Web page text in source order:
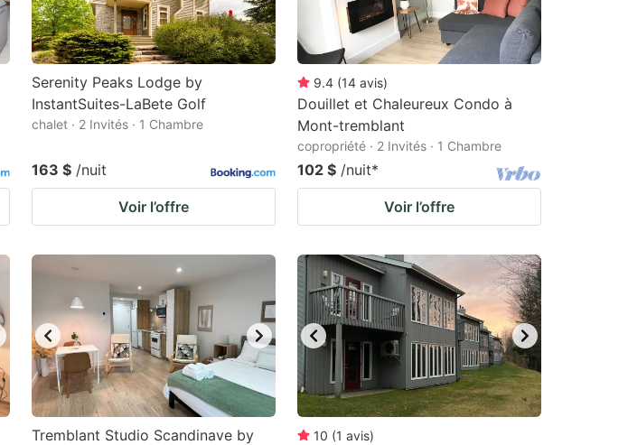
Serenity Peaks Lodge by
InstantSuites-LaBete Golf
chalet · 2 Invités · 1 Chambre
163 $ /nuit
Voir l’offre
9.4 (14 avis)
Douillet et Chaleureux Condo à
Mont-tremblant
copropriété · 2 Invités · 1 Chambre
102 $ /nuit*
Voir l’offre
Tremblant Studio Scandinave by
10 (1 avis)